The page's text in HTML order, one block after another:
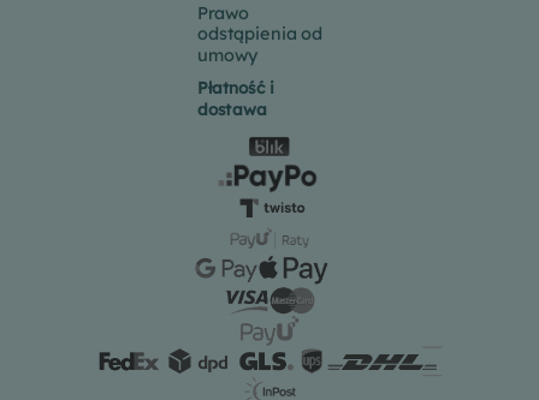
Prawo
odstąpienia od
umowy
Płatność i
dostawa